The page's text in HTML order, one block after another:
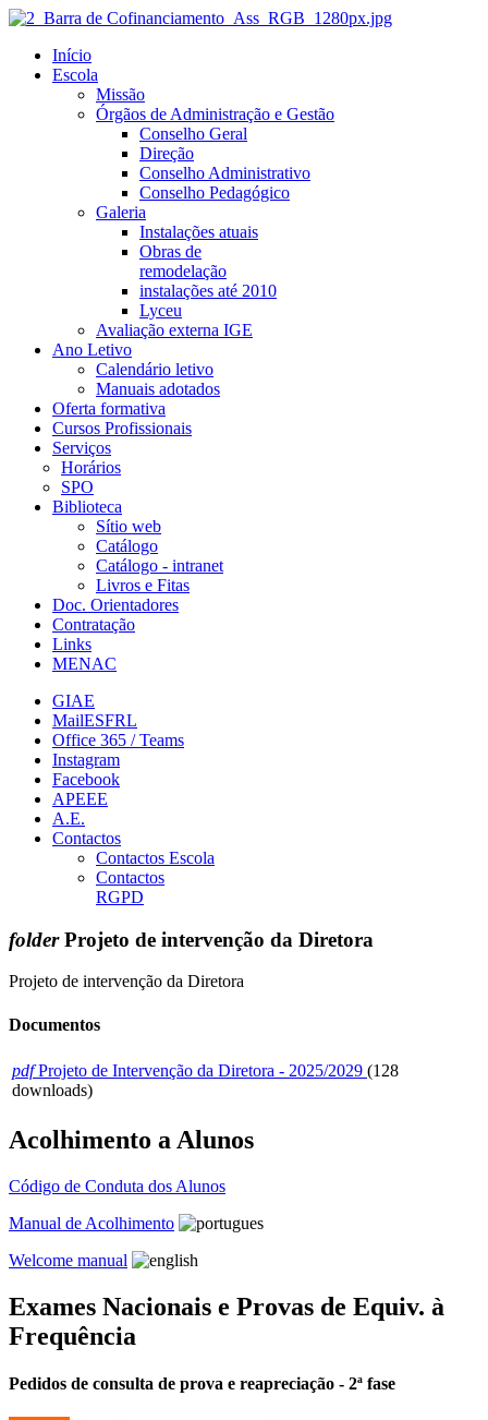
Início
Escola
Missão
Órgãos de Administração e Gestão
Conselho Geral
Direção
Conselho Administrativo
Conselho Pedagógico
Galeria
Instalações atuais
Obras de
remodelação
instalações até 2010
Lyceu
Avaliação externa IGE
Ano Letivo
Calendário letivo
Manuais adotados
Oferta formativa
Cursos Profissionais
Serviços
Horários
SPO
Biblioteca
Sítio web
Catálogo
Catálogo - intranet
Livros e Fitas
Doc. Orientadores
Contratação
Links
MENAC
GIAE
MailESFRL
Office 365 / Teams
Instagram
Facebook
APEEE
A.E.
Contactos
Contactos Escola
Contactos
RGPD
folder Projeto de intervenção da Diretora
Projeto de intervenção da Diretora
Documentos
pdf Projeto de Intervenção da Diretora - 2025/2029 (128
downloads)
Acolhimento a Alunos
Código de Conduta dos Alunos
Manual de Acolhimento
Welcome manual
Exames Nacionais e Provas de Equiv. à
Frequência
Pedidos de consulta de prova e reapreciação - 2ª fase